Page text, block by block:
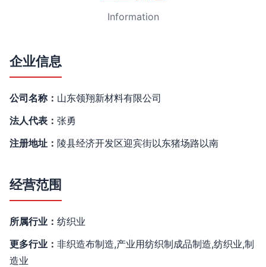
Information
企业信息
公司名称： 山东领翔新材料有限公司
法人代表： 张勇
注册地址： 陵县经济开发区迎宾街以东猪场路以南
经营范围
所属行业： 纺织业
更多行业： 非织造布制造,产业用纺织制成品制造,纺织业,制
造业